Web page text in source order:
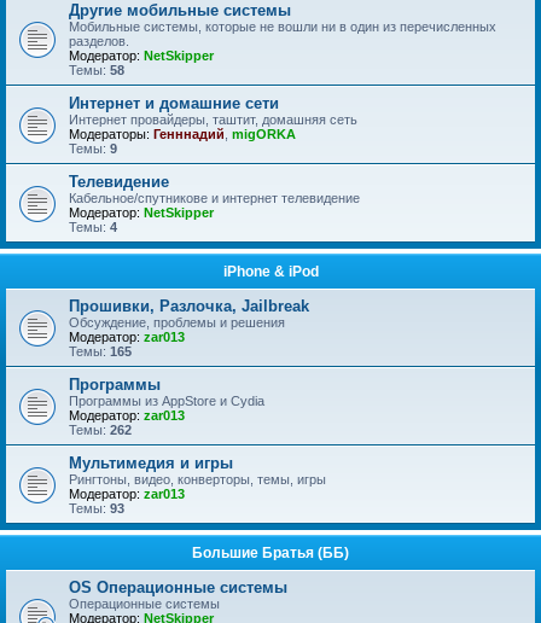
Другие мобильные системы
Мобильные системы, которые не вошли ни в один из перечисленных
разделов.
Модератор: NetSkipper
Темы: 58
Интернет и домашние сети
Интернет провайдеры, таштит, домашняя сеть
Модераторы: Генннадий migORKA
Темы: 9
Телевидение
Кабельное/спутникове и интернет телевидение
Модератор: NetSkipper
Темы: 4
iPhone & iPod
Прошивки, Разлочка, Jailbreak
Обсуждение, проблемы и решения
Модератор: zar013
Темы: 165
Программы
Программы из AppStore и Cydia
Модератор: zar013
Темы: 262
Мультимедия и игры
Рингтоны, видео, конверторы, темы, игры
Модератор: zar013
Темы: 93
Большие Братья (ББ)
OS Операционные системы
Операционные сиcтемы
Модератор: NetSkipper